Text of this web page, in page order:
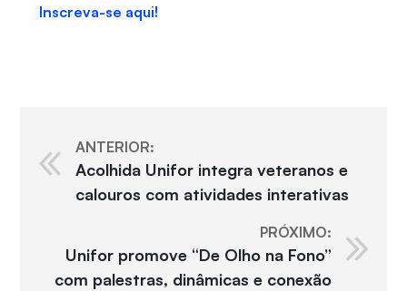
Inscreva-se aqui!
ANTERIOR:
Acolhida Unifor integra veteranos e
calouros com atividades interativas
PRÓXIMO:
Unifor promove “De Olho na Fono”
com palestras, dinâmicas e conexão